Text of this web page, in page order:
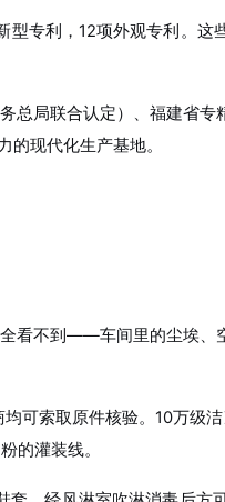
专利，12项外观专利。
局联合认定）、福建省
现代化生产基地。
看不到——车间里的尘埃、
可索取原件核验。10万级
的灌装线。